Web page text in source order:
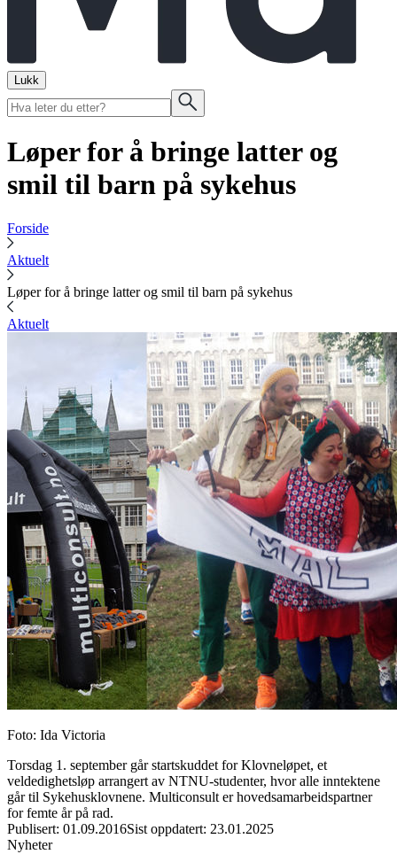
Lukk
Løper for å bringe latter og
smil til barn på sykehus
Forside
Aktuelt
Løper for å bringe latter og smil til barn på sykehus
Aktuelt
Foto: Ida Victoria
Torsdag 1. september går startskuddet for Klovneløpet, et
veldedighetsløp arrangert av NTNU-studenter, hvor alle inntektene
går til Sykehusklovnene. Multiconsult er hovedsamarbeidspartner
for femte år på rad.
Publisert: 01.09.2016Sist oppdatert: 23.01.2025
Nyheter